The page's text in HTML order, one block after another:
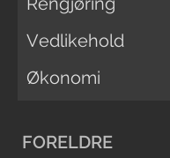
Vedlikehold
Økonomi
FORELDRE